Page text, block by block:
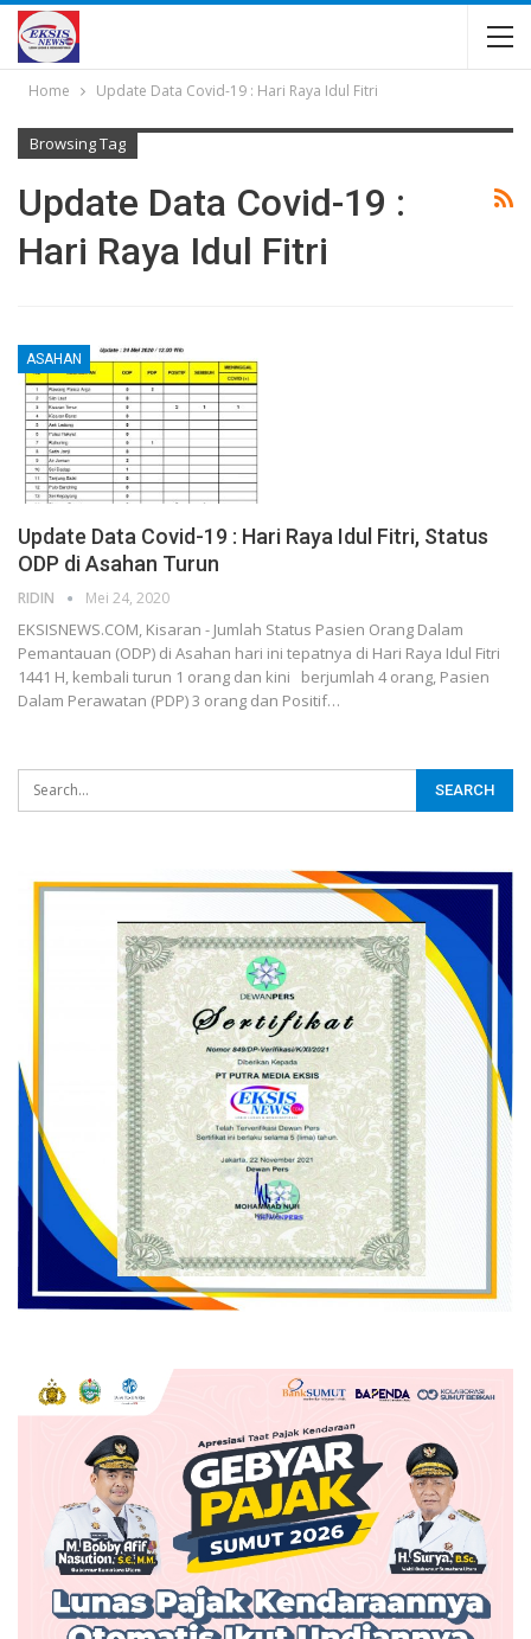
Home Update Data Covid-19 : Hari Raya Idul Fitri
Browsing Tag
Update Data Covid-19 :
Hari Raya Idul Fitri
ASAHAN
Update Data Covid-19 : Hari Raya Idul Fitri, Status
ODP di Asahan Turun
RIDIN Mei 24, 2020
EKSISNEWS.COM, Kisaran - Jumlah Status Pasien Orang Dalam
Pemantauan (ODP) di Asahan hari ini tepatnya di Hari Raya Idul Fitri
1441 H, kembali turun 1 orang dan kini berjumlah 4 orang, Pasien
Dalam Perawatan (PDP) 3 orang dan Positif…